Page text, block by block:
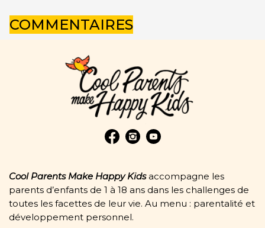
COMMENTAIRES
Cool Parents Make Happy Kidsaccompagne les
parents d’enfants de 1 à 18 ans dans les challenges de
toutes les facettes de leur vie. Au menu : parentalité et
développement personnel.